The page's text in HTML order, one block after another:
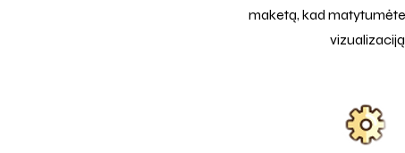
maketą, kad
vizualizaciją